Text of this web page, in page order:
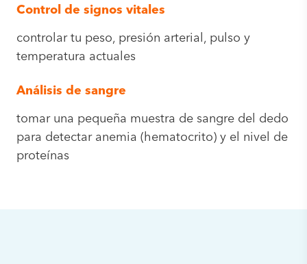
Control de signos vitales
controlar tu peso, presión arterial, pulso y
temperatura actuales
Análisis de sangre
tomar una pequeña muestra de sangre del dedo
para detectar anemia (hematocrito) y el nivel de
proteínas